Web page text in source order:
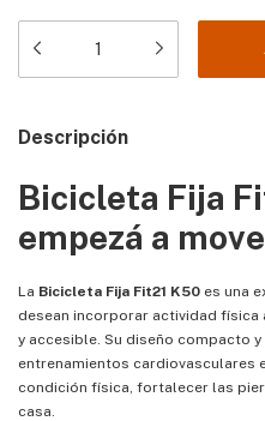
Descripción
Bicicleta Fija
empezá a
La Bicicleta Fija Fit21 K50 es una
desean incorporar actividad física
y accesible. Su diseño compacto
entrenamientos cardiovasculares
condición física, fortalecer las
casa.